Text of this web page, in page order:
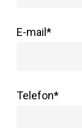
E-mail*
Telefon*